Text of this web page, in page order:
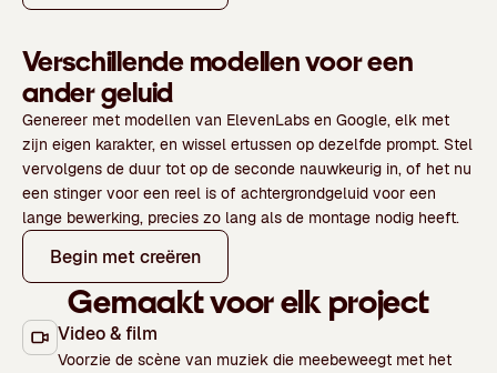
Verschillende modellen voor een
ander geluid
Genereer met modellen van ElevenLabs en Google, elk met
zijn eigen karakter, en wissel ertussen op dezelfde prompt. Stel
vervolgens de duur tot op de seconde nauwkeurig in, of het nu
een stinger voor een reel is of achtergrondgeluid voor een
lange bewerking, precies zo lang als de montage nodig heeft.
Begin met creëren
Gemaakt voor elk project
Video & film
Voorzie de scène van muziek die meebeweegt met het